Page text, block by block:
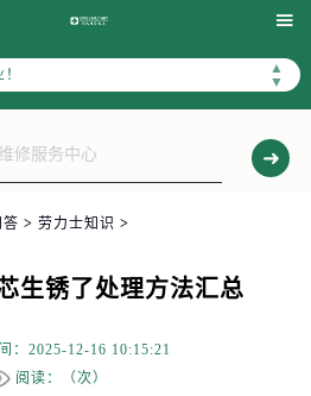

▲
▼
> 劳力士知识 >
生锈了处理方法汇总
：2025-12-16 10:15:21
阅读：（次）